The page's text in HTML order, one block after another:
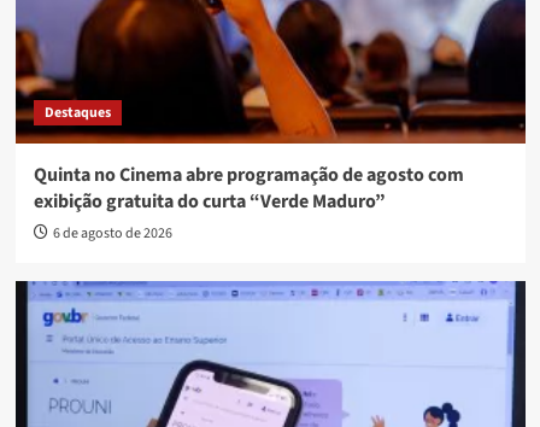
Destaques
Quinta no Cinema abre programação de agosto com
exibição gratuita do curta “Verde Maduro”
6 de agosto de 2026